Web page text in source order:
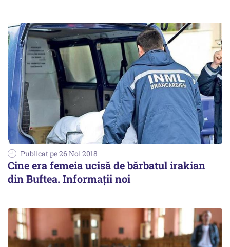
Publicat pe 26 Noi 2018
Cine era femeia ucisă de bărbatul irakian
din Buftea. Informații noi